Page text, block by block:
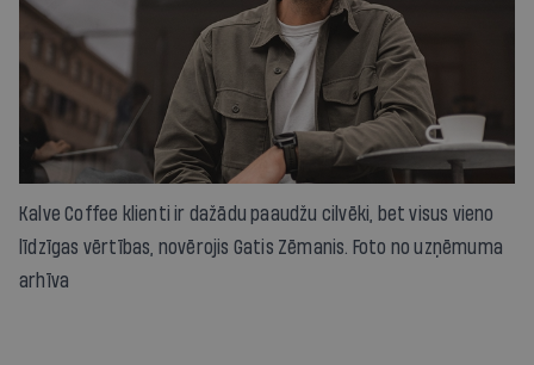
Kalve Coffee klienti ir dažādu paaudžu cilvēki, bet visus vieno
līdzīgas vērtības, novērojis Gatis Zēmanis. Foto no uzņēmuma
arhīva